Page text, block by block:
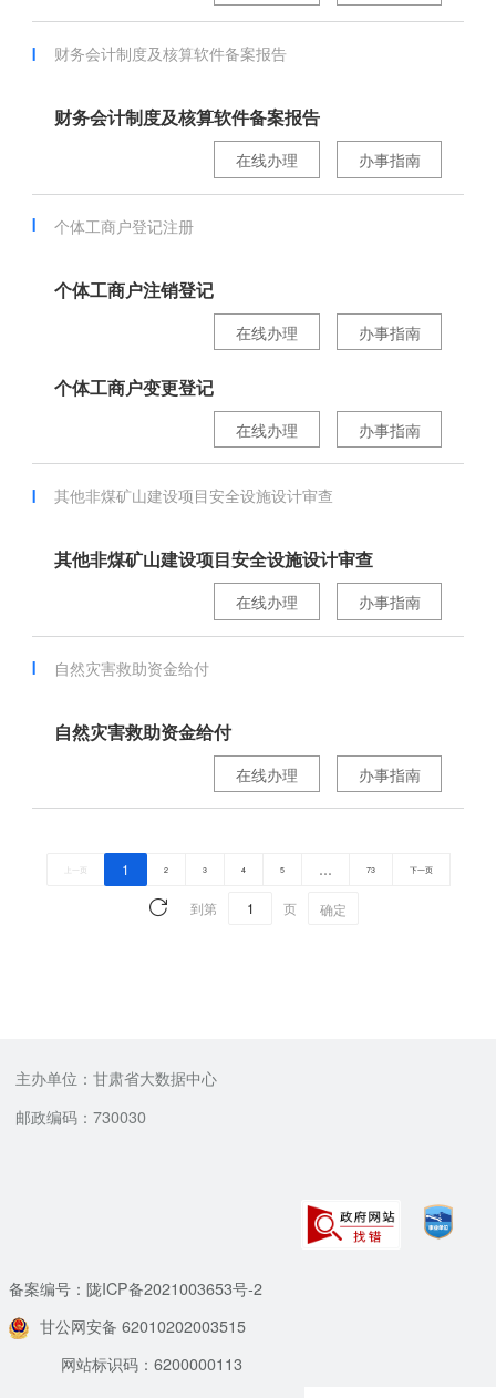
财务会计制度及核算软件备案报告
财务会计制度及核算软件备案报告
办事指南
在线办理
个体工商户登记注册
个体工商户注销登记
办事指南
在线办理
个体工商户变更登记
办事指南
在线办理
其他非煤矿山建设项目安全设施设计审查
其他非煤矿山建设项目安全设施设计审查
办事指南
在线办理
自然灾害救助资金给付
自然灾害救助资金给付
办事指南
在线办理
上一页 1 2 3 4 5 … 73 下一页
到第 页 确定
主办单位：甘肃省大数据中心
邮政编码：730030
备案编号：陇ICP备2021003653号-2
甘公网安备 62010202003515
网站标识码：6200000113